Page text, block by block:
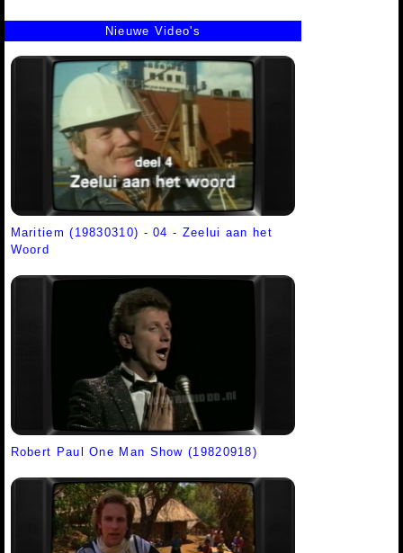
Nieuwe Video's
Maritiem (19830310) - 04 - Zeelui aan het
Woord
Robert Paul One Man Show (19820918)